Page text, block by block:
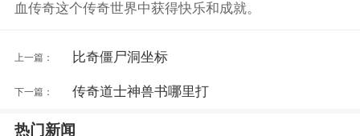
血传奇这个传奇世界中获得快乐和成就。
上一篇： 比奇僵尸洞坐标
下一篇： 传奇道士神兽书哪里打
热门新闻